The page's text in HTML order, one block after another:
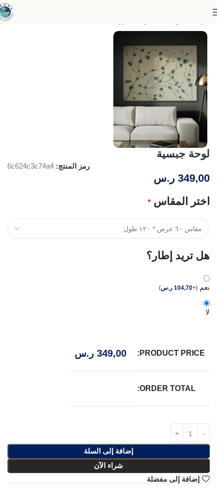
لوحة جبسية
رمز المنتج: 6c624c3c74a4
349,00 ر.س
اختر المقاس *
هل تريد إطار؟
نعم (
+
104,70 ر.س)
لا
PRODUCT PRICE:
349,00 ر.س
ORDER TOTAL:
إضافة إلى السلة
شراء الآن
إضافة إلى مفضلة